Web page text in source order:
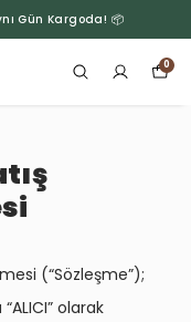
Gün Kargoda! 📦
0
(“Sözleşme”);
olarak